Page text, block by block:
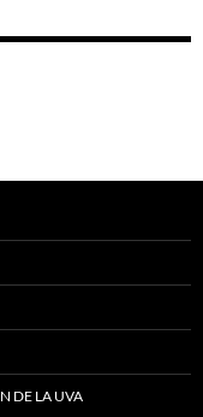
DE LA UVA